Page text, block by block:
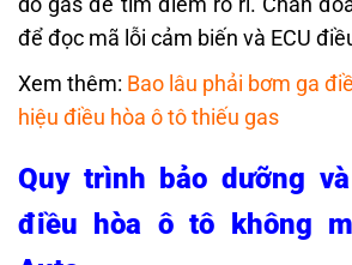
để đọc mã lỗi cảm biến và ECU
Xem thêm: Bao lâu phải bơm ga
hiệu điều hòa ô tô thiếu gas
Quy trình bảo dưỡng
điều hòa ô tô không